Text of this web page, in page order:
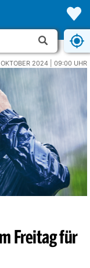
2024 | 09:00 UHR
Freitag für